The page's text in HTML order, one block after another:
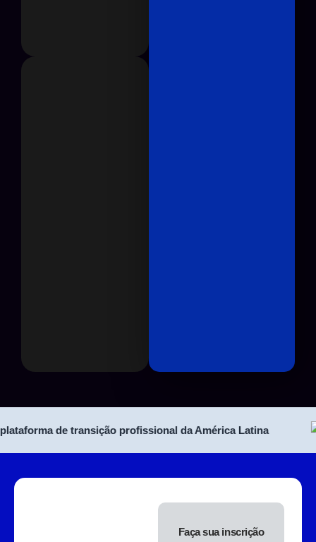
de transição profissional da América Latina
Faça sua inscrição